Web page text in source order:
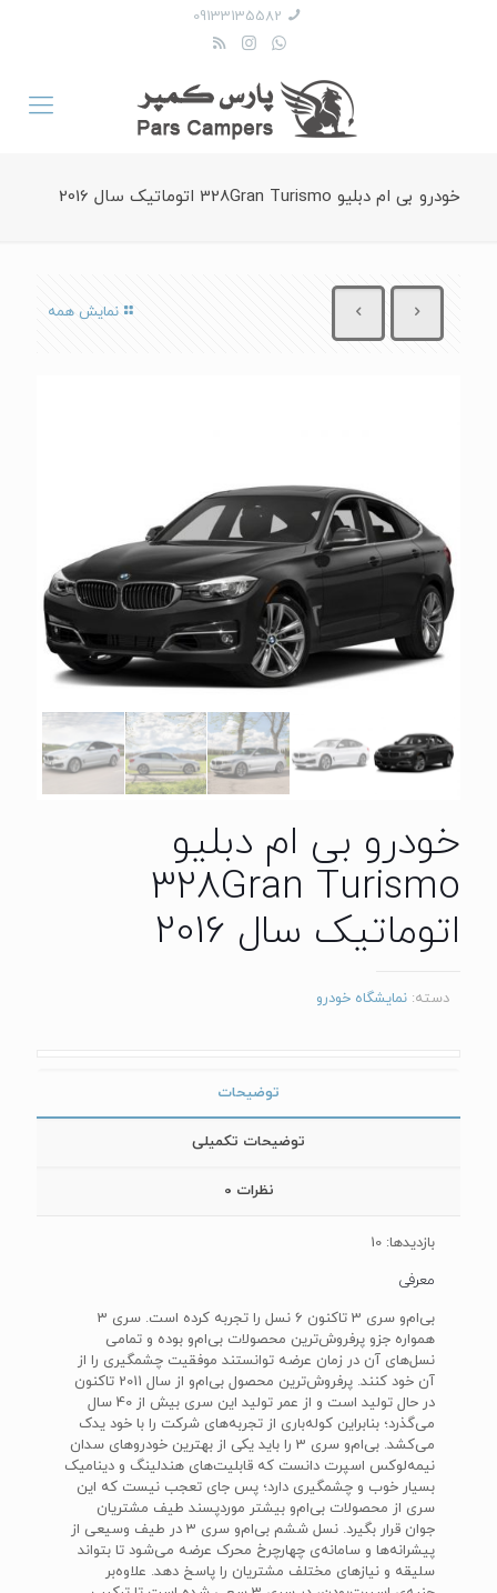
09133135582
خودرو بی ام دبلیو 328Gran Turismo اتوماتیک سال 2016
نمایش همه
خودرو بی ام دبلیو
328Gran Turismo
اتوماتیک سال 2016
دسته: نمایشگاه خودرو
توضیحات
توضیحات تکمیلی
نظرات 0
بازدیدها: 10
معرفی
بی‌ام‌و سری 3 تاکنون 6 نسل را تجربه کرده است. سری 3
همواره جزو پرفروش‌ترین محصولات بی‌ام‌و بوده و تمامی
نسل‌های آن در زمان عرضه توانستند موفقیت چشمگیری را از
آن خود کنند. پرفروش‌ترین محصول بی‌ام‌و از سال 2011 تاکنون
در حال تولید است و از عمر تولید این سری بیش از 40 سال
می‌‌گذرد؛ بنابراین کوله‌باری از تجربه‌های شرکت را با خود یدک
می‌کشد. بی‌ام‌و سری 3 را باید یکی از بهترین خودروهای سدان
نیمه‌لوکس اسپرت دانست که قابلیت‌های هندلینگ و دینامیک
بسیار خوب و چشمگیری دارد؛ پس جای تعجب نیست که این
سری از محصولات بی‌ام‌و بیشتر موردپسند طیف مشتریان
جوان قرار بگیرد. نسل ششم بی‌ام‌و سری 3 در طیف وسیعی از
پیشرانه‌ها و سامانه‌ی چهارچرخ محرک عرضه می‌شود تا بتواند
سلیقه و نیازهای مختلف مشتریان را پاسخ دهد. علاوه‌بر